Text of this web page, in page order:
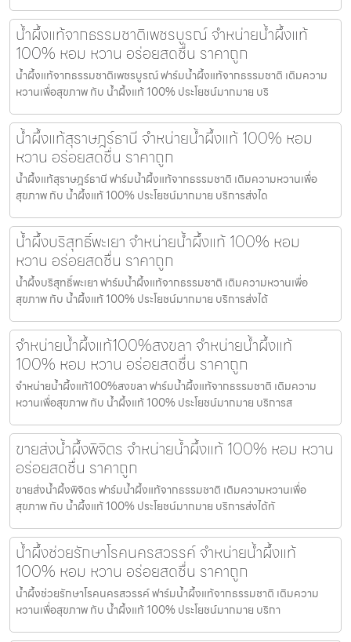
น้ำผึ้งแท้จากธรรมชาติเพชรบูรณ์ จำหน่ายน้ำผึ้งแท้
100% หอม หวาน อร่อยสดชื่น ราคาถูก
น้ำผึ้งแท้จากธรรมชาติเพชรบูรณ์ ฟาร์มน้ำผึ้งแท้จากธรรมชาติ เติมความ
หวานเพื่อสุขภาพ กับ น้ำผึ้งแท้ 100% ประโยชน์มากมาย บริ
น้ำผึ้งแท้สุราษฎร์ธานี จำหน่ายน้ำผึ้งแท้ 100% หอม
หวาน อร่อยสดชื่น ราคาถูก
น้ำผึ้งแท้สุราษฎร์ธานี ฟาร์มน้ำผึ้งแท้จากธรรมชาติ เติมความหวานเพื่อ
สุขภาพ กับ น้ำผึ้งแท้ 100% ประโยชน์มากมาย บริการส่งได
น้ำผึ้งบริสุทธิ์พะเยา จำหน่ายน้ำผึ้งแท้ 100% หอม
หวาน อร่อยสดชื่น ราคาถูก
น้ำผึ้งบริสุทธิ์พะเยา ฟาร์มน้ำผึ้งแท้จากธรรมชาติ เติมความหวานเพื่อ
สุขภาพ กับ น้ำผึ้งแท้ 100% ประโยชน์มากมาย บริการส่งได้
จำหน่ายน้ำผึ้งแท้100%สงขลา จำหน่ายน้ำผึ้งแท้
100% หอม หวาน อร่อยสดชื่น ราคาถูก
จำหน่ายน้ำผึ้งแท้100%สงขลา ฟาร์มน้ำผึ้งแท้จากธรรมชาติ เติมความ
หวานเพื่อสุขภาพ กับ น้ำผึ้งแท้ 100% ประโยชน์มากมาย บริการส
ขายส่งน้ำผึ้งพิจิตร จำหน่ายน้ำผึ้งแท้ 100% หอม หวาน
อร่อยสดชื่น ราคาถูก
ขายส่งน้ำผึ้งพิจิตร ฟาร์มน้ำผึ้งแท้จากธรรมชาติ เติมความหวานเพื่อ
สุขภาพ กับ น้ำผึ้งแท้ 100% ประโยชน์มากมาย บริการส่งได้ทั
น้ำผึ้งช่วยรักษาโรคนครสวรรค์ จำหน่ายน้ำผึ้งแท้
100% หอม หวาน อร่อยสดชื่น ราคาถูก
น้ำผึ้งช่วยรักษาโรคนครสวรรค์ ฟาร์มน้ำผึ้งแท้จากธรรมชาติ เติมความ
หวานเพื่อสุขภาพ กับ น้ำผึ้งแท้ 100% ประโยชน์มากมาย บริกา